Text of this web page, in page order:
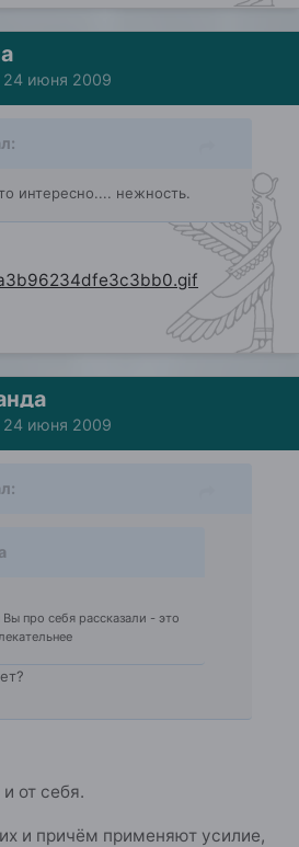
24 июня 2009
интересно.... нежность.
24 июня 2009
про себя рассказали - это
от себя.
и причём применяют усилие,